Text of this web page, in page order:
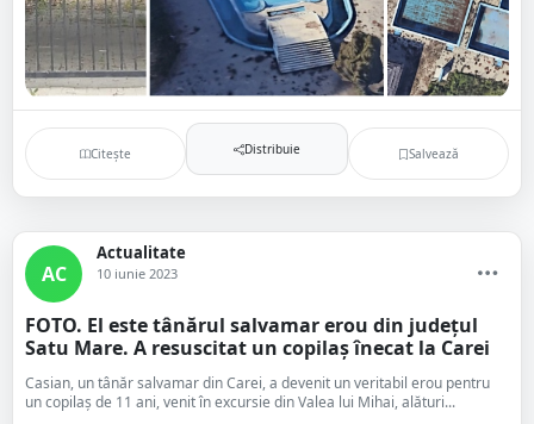
Citește Distribuie Salvează
AC
Actualitate
10 iunie 2023
FOTO. El este tânărul salvamar erou din județul
Satu Mare. A resuscitat un copilaș înecat la Carei
Casian, un tânăr salvamar din Carei, a devenit un veritabil erou pentru
un copilaș de 11 ani, venit în excursie din Valea lui Mihai, alături...